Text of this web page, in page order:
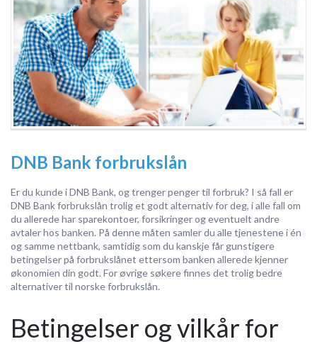
DNB Bank forbrukslån
Er du kunde i DNB Bank, og trenger penger til forbruk? I så fall er
DNB Bank forbrukslån trolig et godt alternativ for deg, i alle fall om
du allerede har sparekontoer, forsikringer og eventuelt andre
avtaler hos banken. På denne måten samler du alle tjenestene i én
og samme nettbank, samtidig som du kanskje får gunstigere
betingelser på forbrukslånet ettersom banken allerede kjenner
økonomien din godt. For øvrige søkere finnes det trolig bedre
alternativer til norske forbrukslån.
Betingelser og vilkår for